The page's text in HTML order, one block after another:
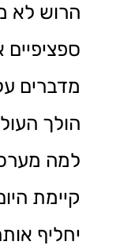
הרוש לא
מדברים
הולך
למה
קיימת
יחליף